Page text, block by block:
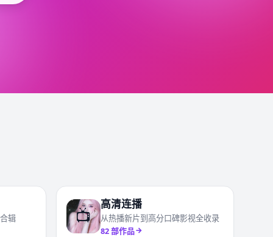
辑 📺
高清连播
从热播新片到高分口碑影视全收录
82部作品